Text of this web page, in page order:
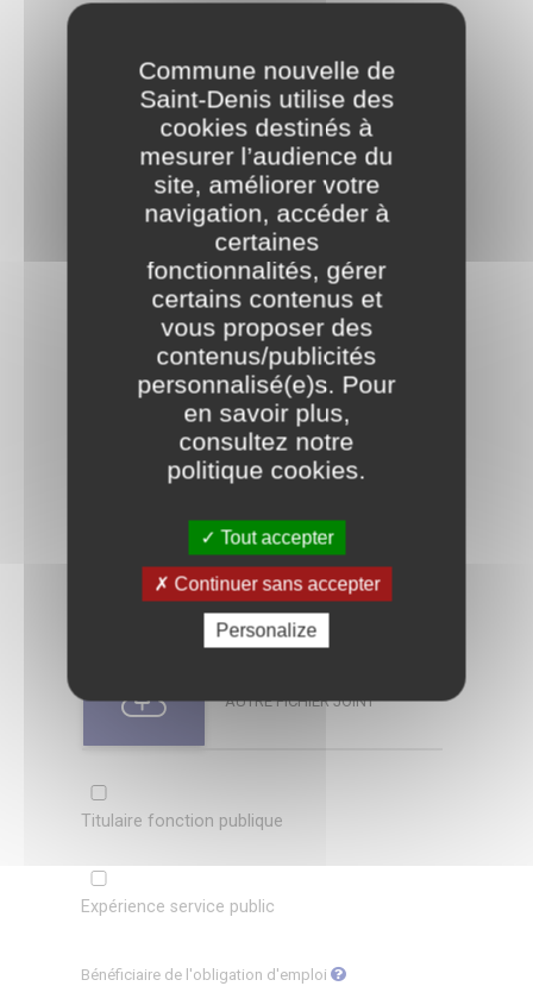
Saint-Denis utilise des
cookies destinés à
mesurer l’audience du
site, améliorer votre
navigation, accéder à
certaines
fonctionnalités, gérer
certains contenus et
vous proposer des
contenus/publicités
personnalisé(e)s. Pour
en savoir plus,
consultez notre
politique cookies
Continuer sans accepter
Personalize